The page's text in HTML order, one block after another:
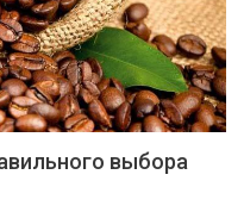
выбора